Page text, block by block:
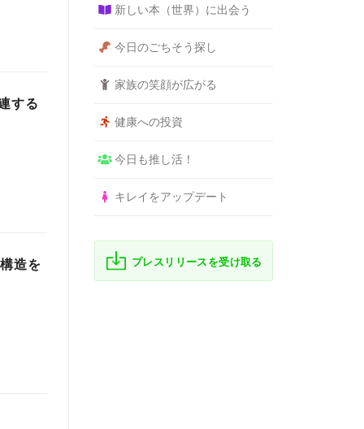
する
造を
新しい本（世界）に出会う
今日のごちそう探し
家族の笑顔が広がる
健康への投資
今日も推し活！
キレイをアップデート
プレスリリースを受け取る